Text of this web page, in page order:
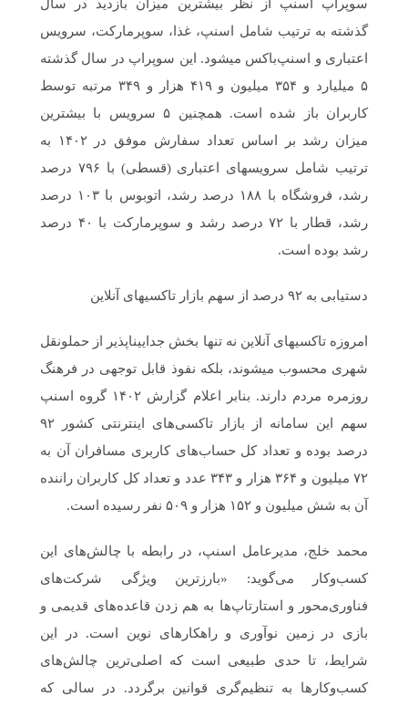
سوپراپ اسنپ از نظر بیشترین میزان بازدید در سال
گذشته به ترتیب شامل اسنپ، غذا، سوپرمارکت، سرویس
اعتباری و اسنپ‌باکس می‎شود. این سوپراپ در سال گذشته
۵ میلیارد و ۳۵۴ میلیون و ۴۱۹ هزار و ۳۴۹ مرتبه توسط
کاربران باز شده است. همچنین ۵ سرویس با بیشترین
میزان رشد بر اساس تعداد سفارش موفق در ۱۴۰۲ به
ترتیب شامل سرویس‎های اعتباری (قسطی) با ۷۹۶ درصد
رشد، فروشگاه با ۱۸۸ درصد رشد، اتوبوس با ۱۰۳ درصد
رشد، قطار با ۷۲ درصد رشد و سوپرمارکت با ۴۰ درصد
رشد بوده است.
دستیابی به ۹۲ درصد از سهم بازار تاکسی‎های آنلاین
امروزه تاکسی‎های آنلاین نه تنها بخش جدایی‎ناپذیر از حمل‎ونقل
شهری محسوب می‎شوند، بلکه نفوذ قابل توجهی در فرهنگ
روزمره‎ مردم دارند. بنابر اعلام گزارش ۱۴۰۲ گروه اسنپ
سهم این سامانه از بازار تاکسی‌های اینترنتی کشور ۹۲
درصد بوده و تعداد کل حساب‌های کاربری مسافران آن به
۷۲ میلیون و ۳۶۴ هزار و ۳۴۳ عدد و تعداد کل کاربران راننده‌
آن به شش میلیون و ۱۵۲ هزار و ۵۰۹ نفر رسیده است.
محمد خلج، مدیرعامل اسنپ، در رابطه با چالش‌های این
کسب‌وکار می‌گوید: «بارزترین ویژگی شرکت‌های
فناوری‌محور و استارتاپ‌ها به‌ هم زدن قاعده‌های قدیمی و
بازی در زمین نوآوری و راهکارهای نوین است. در این
شرایط، تا حدی طبیعی است که اصلی‌ترین چالش‌های
کسب‌وکار‌ها به تنظیم‌گری قوانین برگردد. در سالی که